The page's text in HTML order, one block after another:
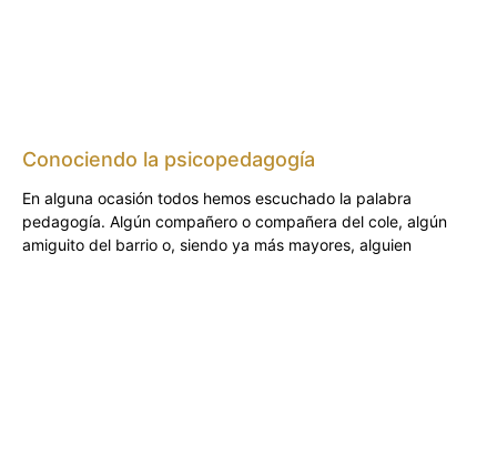
Conociendo la psicopedagogía
En alguna ocasión todos hemos escuchado la palabra
pedagogía. Algún compañero o compañera del cole, algún
amiguito del barrio o, siendo ya más mayores, alguien